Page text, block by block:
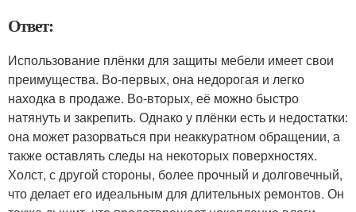
Ответ:
Использование плёнки для защиты мебели имеет свои
преимущества. Во-первых, она недорогая и легко
находка в продаже. Во-вторых, её можно быстро
натянуть и закрепить. Однако у плёнки есть и недостатки:
она может разорваться при неаккуратном обращении, а
также оставлять следы на некоторых поверхностях.
Холст, с другой стороны, более прочный и долговечный,
что делает его идеальным для длительных ремонтов. Он